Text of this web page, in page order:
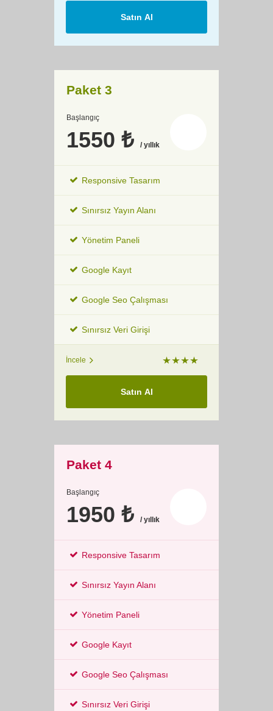
Satın Al
Paket 3
Başlangıç
1550 ₺ / yıllık
Responsive Tasarım
Sınırsız Yayın Alanı
Yönetim Paneli
Google Kayıt
Google Seo Çalışması
Sınırsız Veri Girişi
İncele
Satın Al
Paket 4
Başlangıç
1950 ₺ / yıllık
Responsive Tasarım
Sınırsız Yayın Alanı
Yönetim Paneli
Google Kayıt
Google Seo Çalışması
Sınırsız Veri Girişi